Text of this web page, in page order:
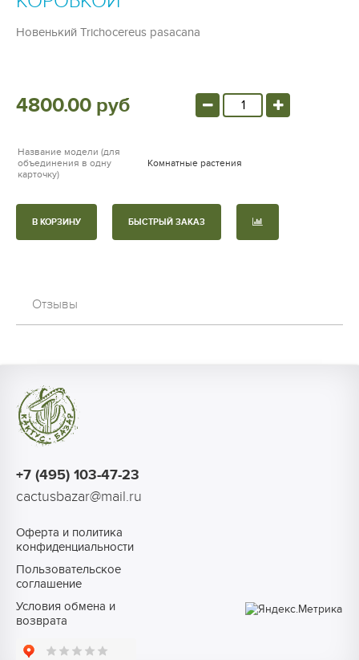
Новенький Trichocereus pasacana
4800.00 руб
Название модели (для
объединения в одну
карточку)
Комнатные растения
В КОРЗИНУ БЫСТРЫЙ ЗАКАЗ
Отзывы
+7 (495) 103-47-23
cactusbazar@mail.ru
Оферта и политика
конфиденциальности
Пользовательское
соглашение
Условия обмена и
возврата